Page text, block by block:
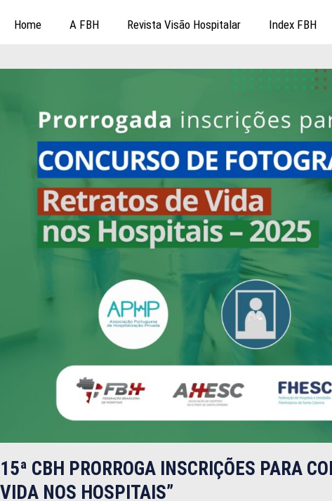
Home A FBH Revista Visão Hospitalar Index FBH
15ª CBH PRORROGA INSCRIÇÕES PARA
VIDA NOS HOSPITAIS”